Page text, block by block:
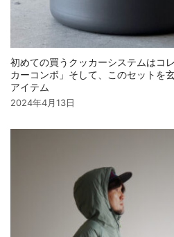
初めての買うクッカーシステムはコ
カーコンボ」そして、このセットを
アイテム
2024年4月13日